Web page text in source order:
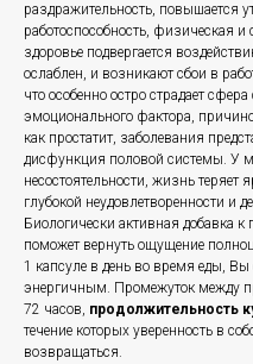
раздражительность, повышается
работоспособность, физическая
здоровье подвергается
ослаблен, и возникают сбои в
что особенно остро страдает
эмоционального фактора,
как простатит, заболевания
дисфункция половой системы. У
несостоятельности, жизнь теряет
глубокой неудовлетворенности и
Биологически активная добавка
поможет вернуть ощущение
1 капсуле в день во время еды,
энергичным. Промежуток между
72 часов, продолжительность
течение которых уверенность в
возвращаться.